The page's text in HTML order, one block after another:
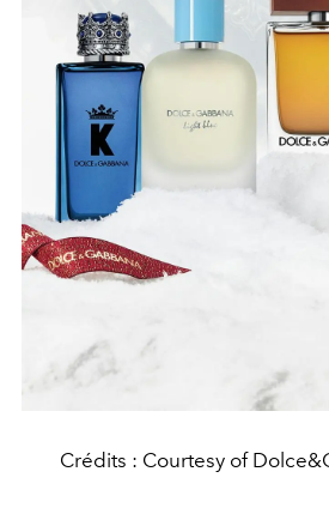
Crédits : Courtesy of